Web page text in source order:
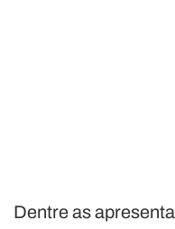
Dentre as